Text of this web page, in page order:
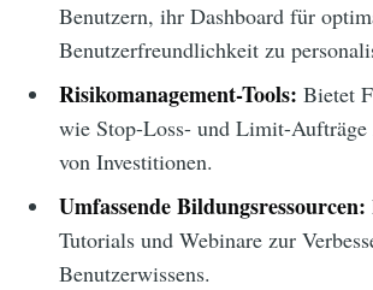
Benutzern, ihr Dashboard für
Benutzerfreundlichkeit zu
Risikomanagement-Tools: Bietet
wie Stop-Loss- und Limit-Aufträge
von Investitionen.
Umfassende Bildungsressourcen:
Tutorials und Webinare zur
Benutzerwissens.